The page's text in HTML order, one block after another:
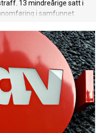
13 mindreårige satt i
i samfunnet.